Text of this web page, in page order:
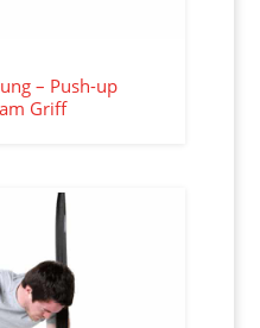
– Push-up
Griff